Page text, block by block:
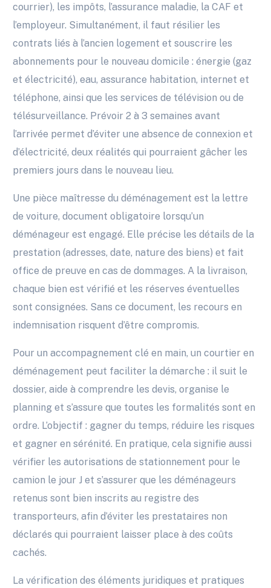
courrier), les impôts, l’assurance maladie, la CAF et
l’employeur. Simultanément, il faut résilier les
contrats liés à l’ancien logement et souscrire les
abonnements pour le nouveau domicile : énergie (gaz
et électricité), eau, assurance habitation, internet et
téléphone, ainsi que les services de télévision ou de
télésurveillance. Prévoir 2 à 3 semaines avant
l’arrivée permet d’éviter une absence de connexion et
d’électricité, deux réalités qui pourraient gâcher les
premiers jours dans le nouveau lieu.
Une pièce maîtresse du déménagement est la lettre
de voiture, document obligatoire lorsqu’un
déménageur est engagé. Elle précise les détails de la
prestation (adresses, date, nature des biens) et fait
office de preuve en cas de dommages. A la livraison,
chaque bien est vérifié et les réserves éventuelles
sont consignées. Sans ce document, les recours en
indemnisation risquent d’être compromis.
Pour un accompagnement clé en main, un courtier en
déménagement peut faciliter la démarche : il suit le
dossier, aide à comprendre les devis, organise le
planning et s’assure que toutes les formalités sont en
ordre. L’objectif : gagner du temps, réduire les risques
et gagner en sérénité. En pratique, cela signifie aussi
vérifier les autorisations de stationnement pour le
camion le jour J et s’assurer que les déménageurs
retenus sont bien inscrits au registre des
transporteurs, afin d’éviter les prestataires non
déclarés qui pourraient laisser place à des coûts
cachés.
La vérification des éléments juridiques et pratiques